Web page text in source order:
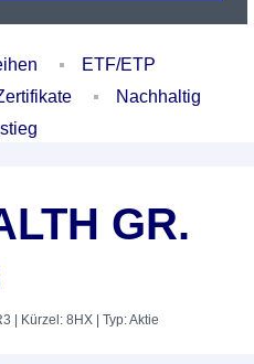
ETF/ETP
Nachhaltig
GR.
| Kürzel: 8HX | Typ: Aktie